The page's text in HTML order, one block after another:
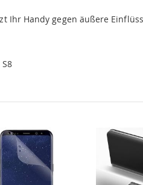
Ihr Handy gegen äußere